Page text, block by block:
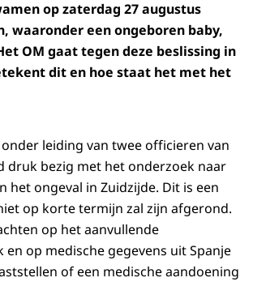
op zaterdag 27 augustus
waaronder een ongeboren baby,
OM gaat tegen deze beslissing in
dit en hoe staat het met het
leiding van twee officieren van
druk bezig met het onderzoek naar
het ongeval in Zuidzijde. Dit is een
op korte termijn zal zijn afgerond.
op het aanvullende
en op medische gegevens uit Spanje
of een medische aandoening